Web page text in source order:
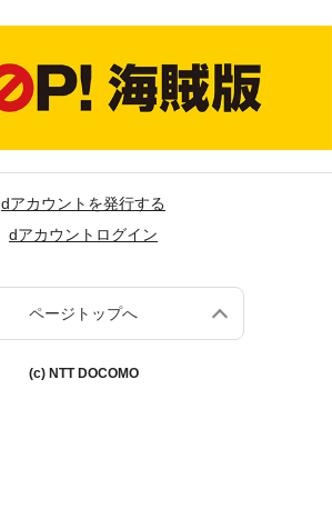
dアカウントを発行する
dアカウントログイン
ページトップへ
(c) NTT DOCOMO